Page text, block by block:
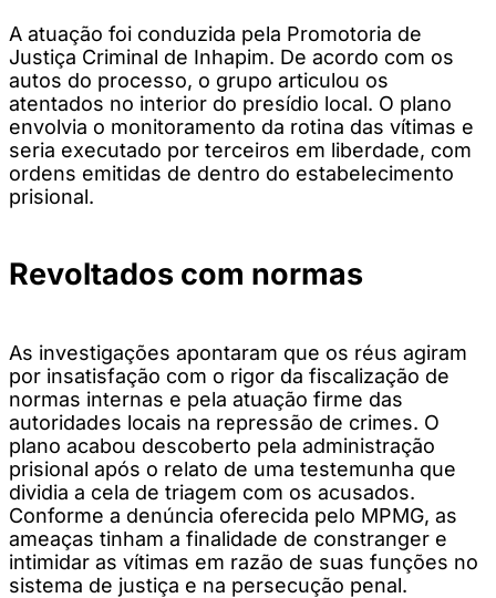
A atuação foi conduzida pela Promotoria de
Justiça Criminal de Inhapim. De acordo com os
autos do processo, o grupo articulou os
atentados no interior do presídio local. O plano
envolvia o monitoramento da rotina das vítimas e
seria executado por terceiros em liberdade, com
ordens emitidas de dentro do estabelecimento
prisional.
Revoltados com normas
As investigações apontaram que os réus agiram
por insatisfação com o rigor da fiscalização de
normas internas e pela atuação firme das
autoridades locais na repressão de crimes. O
plano acabou descoberto pela administração
prisional após o relato de uma testemunha que
dividia a cela de triagem com os acusados.
Conforme a denúncia oferecida pelo MPMG, as
ameaças tinham a finalidade de constranger e
intimidar as vítimas em razão de suas funções no
sistema de justiça e na persecução penal.